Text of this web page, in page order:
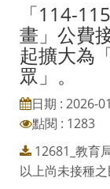
「114-
畫」公費
起擴大為
眾」。
日期 : 2026-
點閱 : 1283
12681_教育
以上尚未接種